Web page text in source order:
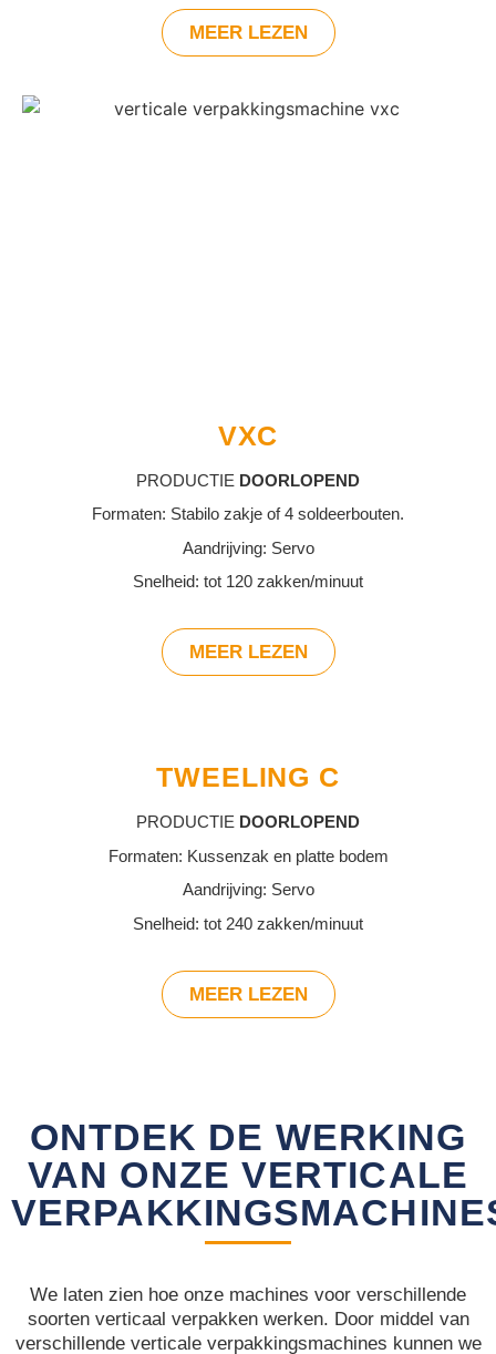
MEER LEZEN
VXC
PRODUCTIE DOORLOPEND
Formaten: Stabilo zakje of 4 soldeerbouten.
Aandrijving: Servo
Snelheid: tot 120 zakken/minuut
MEER LEZEN
TWEELING C
PRODUCTIE DOORLOPEND
Formaten: Kussenzak en platte bodem
Aandrijving: Servo
Snelheid: tot 240 zakken/minuut
MEER LEZEN
ONTDEK DE WERKING
VAN ONZE VERTICALE
We laten zien hoe onze machines voor verschillende
soorten verticaal verpakken werken. Door middel van
verschillende verticale verpakkingsmachines kunnen we